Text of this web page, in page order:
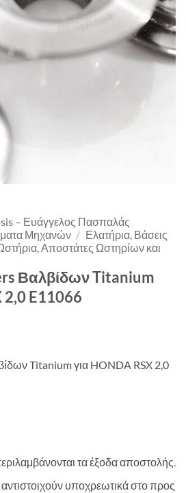
– Ευάγγελος Πασπαλάς
Μηχανών / Ελατήρια, Βάσεις
Αποστάτες Ωστηρίων και
Βαλβίδων Titanium
2,0 E11066
Titanium για HONDA RSX 2,0
τα έξοδα αποστολής.
υποχρεωτικά στο προς